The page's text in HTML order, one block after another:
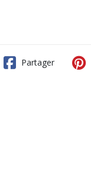
Partager